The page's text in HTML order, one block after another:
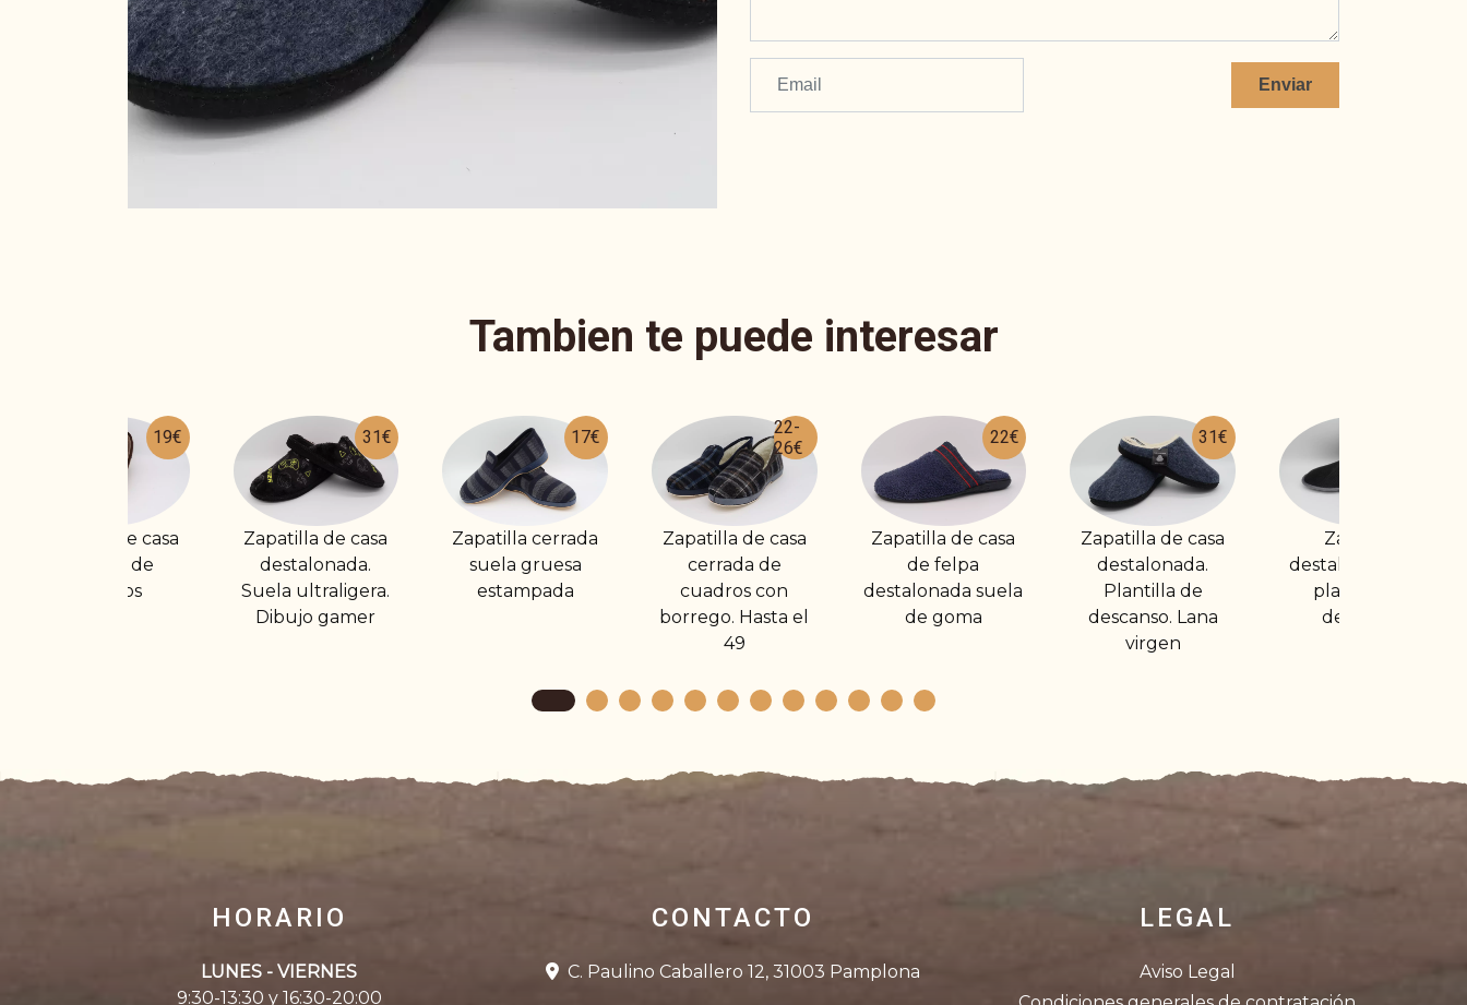
Enviar
Tambien te puede interesar
31€
Zapatilla de casa
destalonada.
Suela ultraligera.
17€
Zapatilla cerrada
suela gruesa
estampada
22-
26€
Zapatilla de casa
cerrada de
cuadros con
22€
Zapatilla de casa
de felpa
destalonada suela
de goma
31€
Zapatilla de casa
destalonada.
Plantilla de
descanso. Lana
25€
Zapatilla
destalonada con
plantilla de
descanso
Zapatilla abierta
ultraligera dibujo
HORARIO
LUNES - VIERNES
9:30-13:30 y 16:30-20:00
CONTACTO
C. Paulino Caballero 12, 31003 Pamplona
LEGAL
Aviso Legal